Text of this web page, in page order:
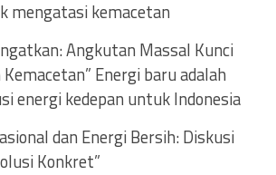
mengatasi kemacetan
Angkutan Massal Kunci
Energi baru adalah
energi kedepan untuk Indonesia
dan Energi Bersih: Diskusi
Konkret”